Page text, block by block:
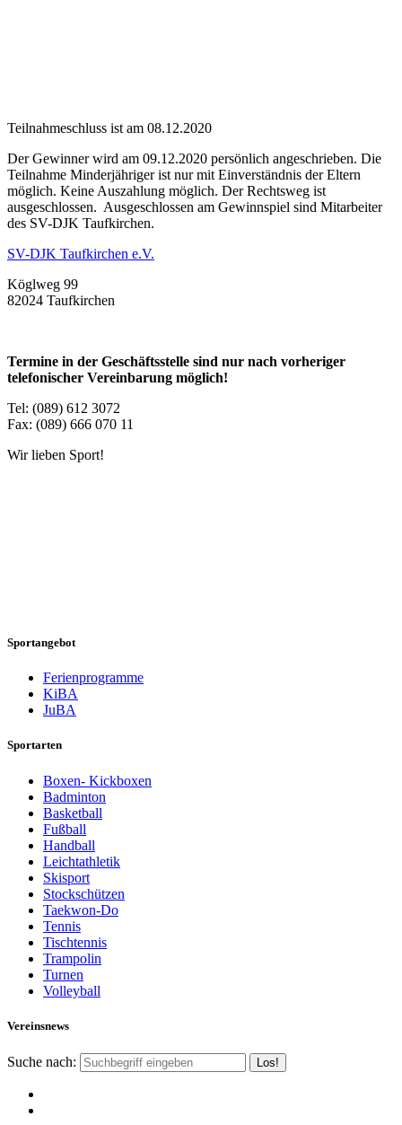
Teilnahmeschluss ist am 08.12.2020
Der Gewinner wird am 09.12.2020 persönlich angeschrieben. Die
Teilnahme Minderjähriger ist nur mit Einverständnis der Eltern
möglich. Keine Auszahlung möglich. Der Rechtsweg ist
ausgeschlossen. Ausgeschlossen am Gewinnspiel sind Mitarbeiter
des SV-DJK Taufkirchen.
SV-DJK Taufkirchen e.V.
Köglweg 99
82024 Taufkirchen
Termine in der Geschäftsstelle sind nur nach vorheriger
telefonischer Vereinbarung möglich!
Tel: (089) 612 3072
Fax: (089) 666 070 11
Wir lieben Sport!
Sportangebot
Ferienprogramme
KiBA
JuBA
Sportarten
Boxen- Kickboxen
Badminton
Basketball
Fußball
Handball
Leichtathletik
Skisport
Stockschützen
Taekwon-Do
Tennis
Tischtennis
Trampolin
Turnen
Volleyball
Vereinsnews
Suche nach: